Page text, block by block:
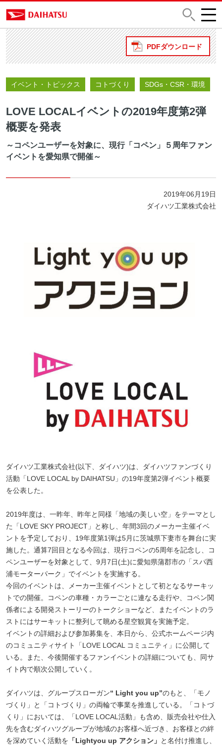
PDFダウンロード
イベント・トピックス コトづくり SDGs・CSR・環境
LOVE LOCALイベントの2019年度第2弾
概要を発表
～コペンユーザーを対象に、現行「コペン」５周年ファン
イベントを愛知県で開催～
2019年06月19日
ダイハツ工業株式会社
ダイハツ工業株式会社(以下、ダイハツ)は、ダイハツファンづくり
活動「LOVE LOCAL by DAIHATSU」の19年度第2弾イベント概要
を公表した。
2019年度は、一昨年、昨年と同様「地域の美しい空」をテーマとし
た「LOVE SKY PROJECT」と称し、年間3回のメーカー主催イベ
ントを予定しており、19年度第1弾は5月に茨城県下妻市を舞台に実
施した。通算7回目となる今回は、現行コペンの5周年を記念し、コ
ペンユーザーを対象として、9月7日(土)に愛知県蒲郡市の「スパ西
浦モーターパーク」でイベントを実施する。
今回のイベントは、メーカー主催イベントとして初となるサーキッ
トでの開催。コペンの車種・カラーごとに連なる走行や、コペン関
係者による開発ストーリーのトークショーなど、またイベントのラ
ストにはサーキットに整列して眺める星空観賞を実施予定。
イベントの詳細および参加募集を、本日から、公式ホームページ内
のコミュニティサイト「LOVE LOCAL コミュニティ」に公開して
いる。また、今後開催するファンイベントの詳細についても、同サ
イト内で順次公開していく。
ダイハツは、グループスローガン“ Light you up”のもと、「モノ
づくり」と「コトづくり」の両輪で事業を推進している。「コトづ
くり」においては、「LOVE LOCAL活動」も含め、販売会社や仕入
先を含むダイハツグループが地域のお客様へ近づき、お客様との絆
を深めていく活動を 「Lightyou up アクション」 と名付け推進し、